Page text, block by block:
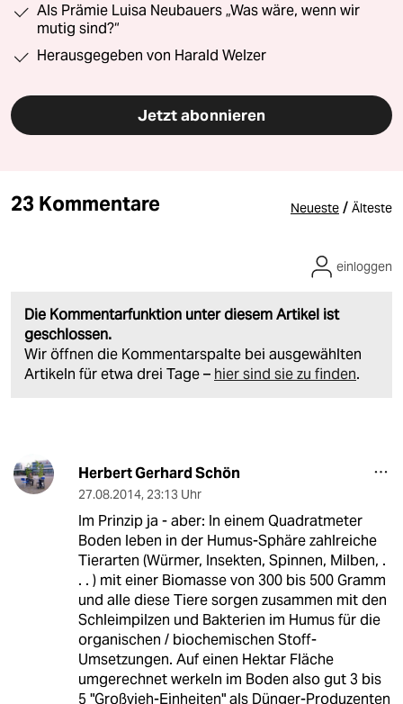
Als Prämie Luisa Neubauers „Was wäre, wenn wir
mutig sind?“
Herausgegeben von Harald Welzer
Jetzt abonnieren
23 Kommentare Neueste / Älteste
Die Kommentarfunktion unter diesem Artikel ist
geschlossen.
Wir öffnen die Kommentarspalte bei ausgewählten
Artikeln für etwa drei Tage – hier sind sie zu finden.
einloggen
Herbert Gerhard Schön
27.08.2014, 23:13 Uhr
Im Prinzip ja - aber: In einem Quadratmeter
Boden leben in der Humus-Sphäre zahlreiche
Tierarten (Würmer, Insekten, Spinnen, Milben, .
. . ) mit einer Biomasse von 300 bis 500 Gramm
und alle diese Tiere sorgen zusammen mit den
Schleimpilzen und Bakterien im Humus für die
organischen / biochemischen Stoff-
Umsetzungen. Auf einen Hektar Fläche
umgerechnet werkeln im Boden also gut 3 bis
5 "Großvieh-Einheiten" als Dünger-Produzenten